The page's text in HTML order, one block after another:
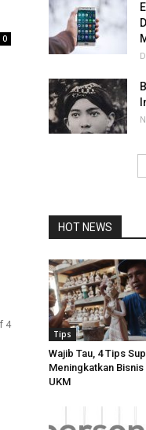
0
4
HOT NEWS
Tips
Wajib Tau, 4 Tips
Meningkatkan Bisnis
UKM